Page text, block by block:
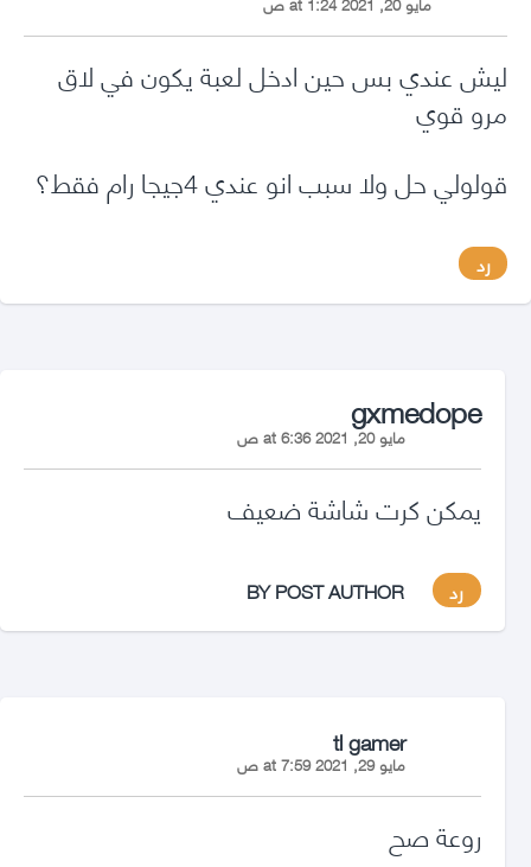
ليش عندي بس حين ادخل لعبة يكون في لاق
مرو قوي
قولولي حل ولا سبب انو عندي 4جيجا رام فقط؟
رد
gxmedope
says: مايو 20, 2021 at 6:36 ص
يمكن كرت شاشة ضعيف
رد BY POST AUTHOR
tl gamer
says: مايو 29, 2021 at 7:59 ص
روعة صح